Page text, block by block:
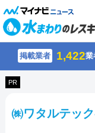
掲載業者 1,422業
PR
㈱ワタルテッ